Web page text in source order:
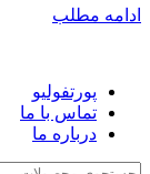
ادامه مطلب
پورتفولیو
تماس با ما
درباره ما